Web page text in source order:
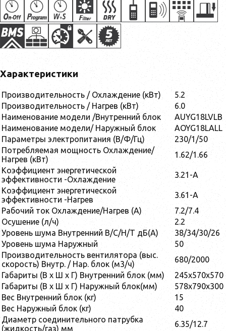
Характеристики
Производительность / Охлаждение (кВт)
5.2
Производительность / Нагрев (кВт)
6.0
Наименование модели /Внутренний блок
AUYG18LVLB
Наименование модели/ Наружный блок
AOYG18LALL
Параметры электропитания (В/Ф/Гц)
230/1/50
Потребляемая мощность Охлаждение/
Нагрев (кВт)
1.62/1.66
Коэффициент энергетической
эффективности -Охлаждение
3.21-A
Коэффициент энергетической
эффективности -Нагрев
3.61-A
Рабочий ток Охлаждение/Нагрев (A)
7.2/7.4
Осушение (л/ч)
2.2
Уровень шума Внутренний В/С/Н/Т дБ(А)
38/34/30/26
Уровень шума Наружный
50
Производительность вентилятора (выс.
скорость) Внутр. / Нар. блок (м3/ч)
680/2000
Габариты (В x Ш x Г) Внутренний блок (мм)
245x570x570
Габариты (В x Ш x Г) Наружный блок(мм)
578x790x300
Вес Внутренний блок (кг)
15
Вес Наружный блок (кг)
40
Диаметр соединительного патрубка
(жидкость/газ) мм
6.35/12.7